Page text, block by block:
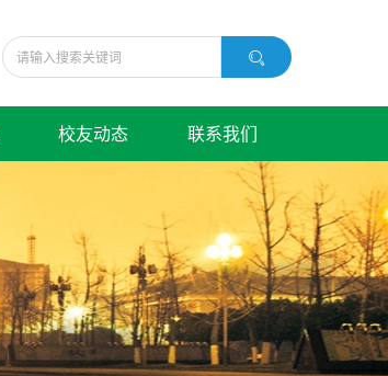
校友动态 联系我们